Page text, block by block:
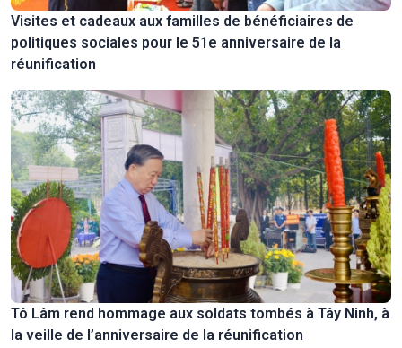
Visites et cadeaux aux familles de bénéficiaires de
politiques sociales pour le 51e anniversaire de la
réunification
Tô Lâm rend hommage aux soldats tombés à Tây Ninh, à
la veille de l’anniversaire de la réunification